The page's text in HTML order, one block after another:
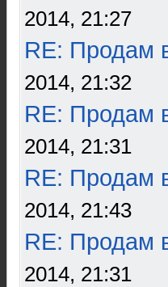
2014, 21:27
RE: Продам
2014, 21:32
RE: Продам
2014, 21:31
RE: Продам
2014, 21:43
RE: Продам
2014, 21:31